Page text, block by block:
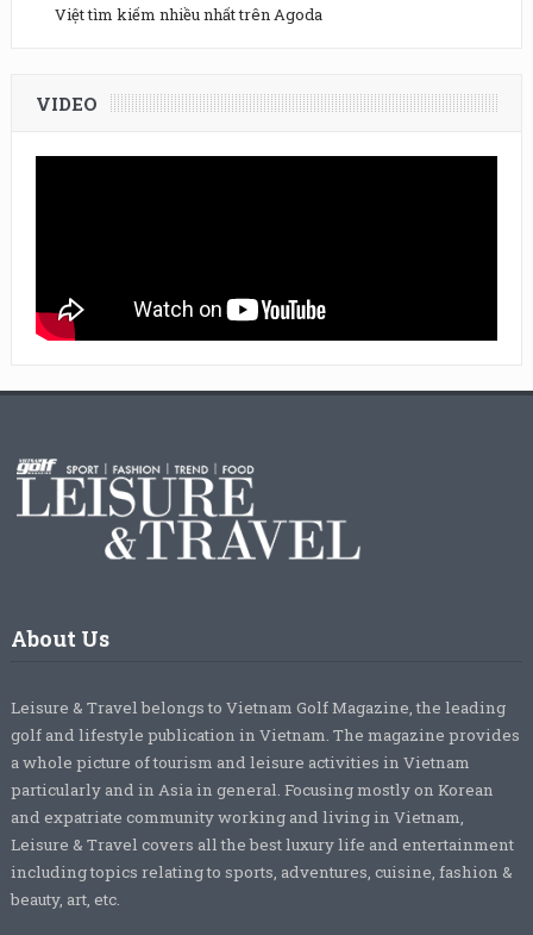
Việt tìm kiếm nhiều nhất trên Agoda
VIDEO
About Us
Leisure & Travel belongs to Vietnam Golf Magazine, the leading
golf and lifestyle publication in Vietnam. The magazine provides
a whole picture of tourism and leisure activities in Vietnam
particularly and in Asia in general. Focusing mostly on Korean
and expatriate community working and living in Vietnam,
Leisure & Travel covers all the best luxury life and entertainment
including topics relating to sports, adventures, cuisine, fashion &
beauty, art, etc.